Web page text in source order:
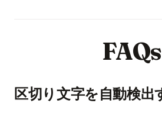
FAQs
区切り文字を自動検出